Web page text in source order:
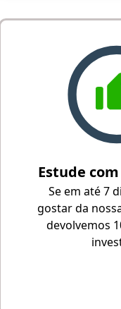
Estude
Se em até 7
gostar da
devolvemos